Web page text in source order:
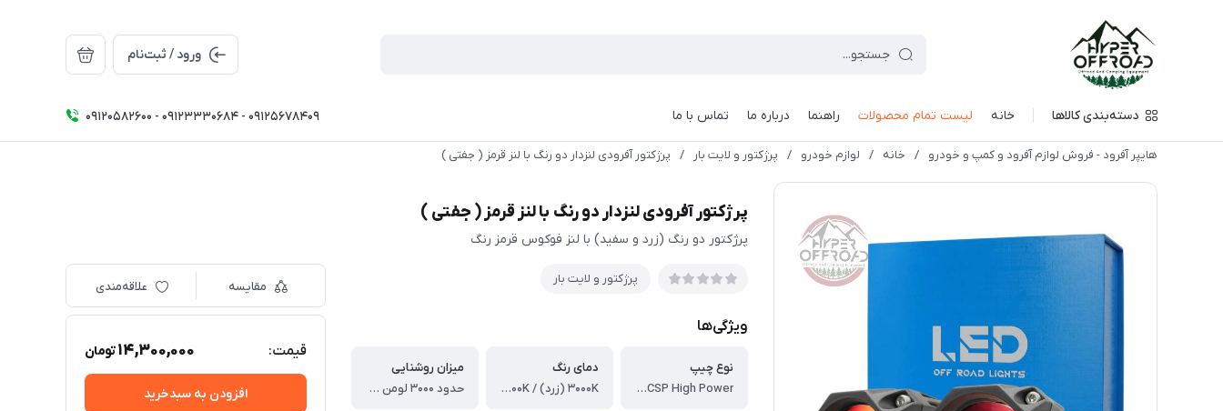
ورود / ثبت‌نام
دسته‌بندی کالاها خانه لیست تمام محصولات راهنما درباره ما تماس با ما 09120582600 - 09123330684 - 09125678409
هایپر آفرود - فروش لوازم آفرود و کمپ و خودرو / خانه / لوازم خودرو / پرژکتور و لایت بار / پرژکتور آفرودی لنزدار دو رنگ با لنز قرمز ( جفتی )
پرژکتور آفرودی لنزدار دو رنگ با لنز قرمز ( جفتی )
پرژکتور دو رنگ (زرد و سفید) با لنز فوکوس قرمز رنگ
پرژکتور و لایت بار
ویژگی‌ها
نوع چیپ
LED CSP High Power
دمای رنگ
۳۰۰۰K (زرد) / ۶۰۰۰K (سفید)
میزان روشنایی
حدود ۳۰۰۰ لومن (هر عدد)
مقایسه علاقه‌مندی
قیمت: 14,300,000تومان
افزودن به سبدخرید